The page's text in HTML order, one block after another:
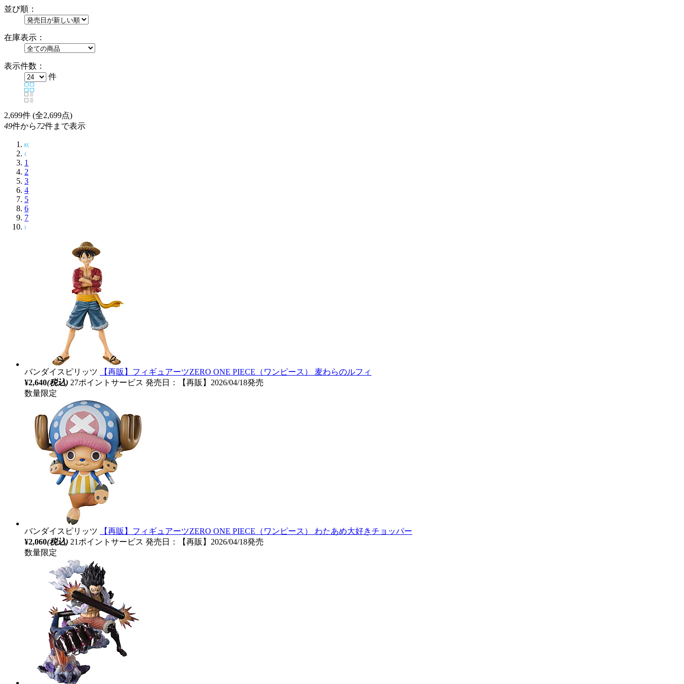
並び順：
在庫表示：
表示件数：
件
2,699件 (全2,699点)
49件から72件まで表示
1
2
3
4
5
6
7
バンダイスピリッツ
【再販】フィギュアーツZERO ONE PIECE（ワンピース） 麦わらのルフィ
¥2,640(税込) 27ポイントサービス 発売日：【再販】2026/04/18発売
数量限定
バンダイスピリッツ
【再販】フィギュアーツZERO ONE PIECE（ワンピース） わたあめ大好きチョッパー
¥2,060(税込) 21ポイントサービス 発売日：【再販】2026/04/18発売
数量限定